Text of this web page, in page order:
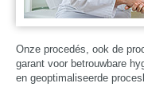
Onze procedés, ook de
garant voor betrouwbare
en geoptimaliseerde